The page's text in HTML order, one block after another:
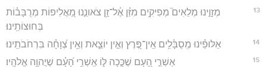
13
מְזָוֵ֣ינוּ מְלֵאִים֮ מְפִיקִ֥ים מִזַּ֗ן אֶ֫ל־זַ֥ן צֹאונֵ֣נוּ מַ֭אֲלִיפוֹת מְרֻבָּב֗וֹת
בְּחוּצוֹתֵֽינוּ׃
14 אַלּוּפֵ֗ינוּ מְֽסֻבָּ֫לִ֥ים אֵֽין־פֶּ֭רֶץ וְאֵ֣ין יוֹצֵ֑את וְאֵ֥ין צְ֝וָחָ֗ה בִּרְחֹבֹתֵֽינוּ׃
15 אַשְׁרֵ֣י הָ֭עָם שֶׁכָּ֣כָה לּ֑וֹ אַֽשְׁרֵ֥י הָ֝עָ֗ם שֶׁיֲהוָ֥ה אֱלֹהָֽיו׃